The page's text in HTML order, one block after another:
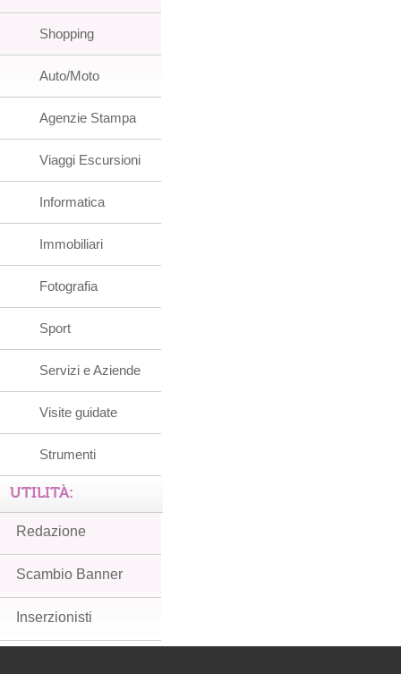
Shopping
Auto/Moto
Agenzie Stampa
Viaggi Escursioni
Informatica
Immobiliari
Fotografia
Sport
Servizi e Aziende
Visite guidate
Strumenti
UTILITÀ:
Redazione
Scambio Banner
Inserzionisti